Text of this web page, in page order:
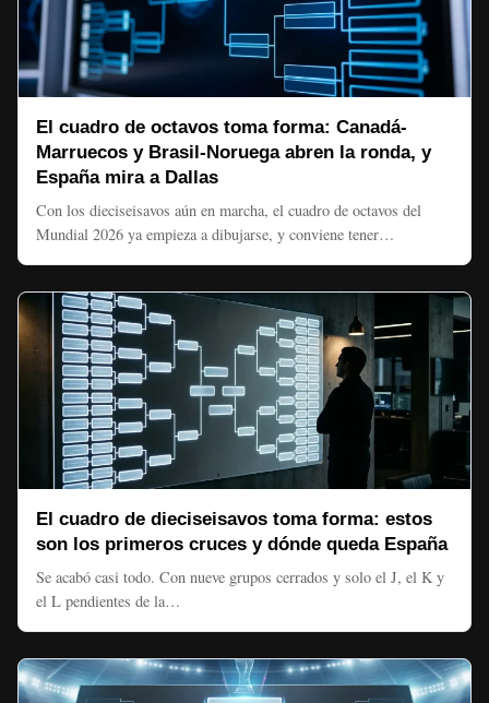
El cuadro de octavos toma forma: Canadá-
Marruecos y Brasil-Noruega abren la ronda, y
España mira a Dallas
Con los dieciseisavos aún en marcha, el cuadro de octavos del
Mundial 2026 ya empieza a dibujarse, y conviene tener…
El cuadro de dieciseisavos toma forma: estos
son los primeros cruces y dónde queda España
Se acabó casi todo. Con nueve grupos cerrados y solo el J, el K y
el L pendientes de la…